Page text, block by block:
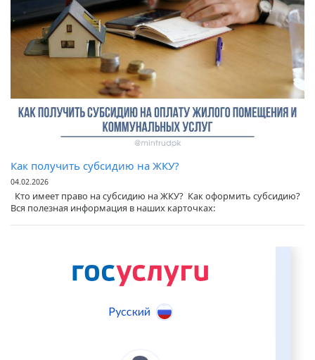
Как получить субсидию на ЖКУ?
04.02.2026
Кто имеет право на субсидию на ЖКУ? ⁣ Как оформить субсидию? ⁣
Вся полезная информация в наших карточках: